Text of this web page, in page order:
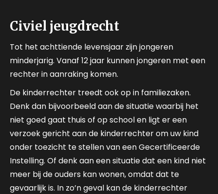
Civiel jeugdrecht
Tot het achttiende levensjaar zijn jongeren
minderjarig. Vanaf 12 jaar kunnen jongeren met een
rechter in aanraking komen.
De kinderrechter treedt ook op in familiezaken.
Denk dan bijvoorbeeld aan de situatie waarbij het
niet goed gaat thuis of op school en ligt er een
verzoek gericht aan de kinderrechter om uw kind
onder toezicht te stellen van een Gecertificeerde
Instelling. Of denk aan een situatie dat een kind niet
meer bij de ouders kan wonen, omdat dat te
gevaarlijk is. In zo’n geval kan de kinderrechter